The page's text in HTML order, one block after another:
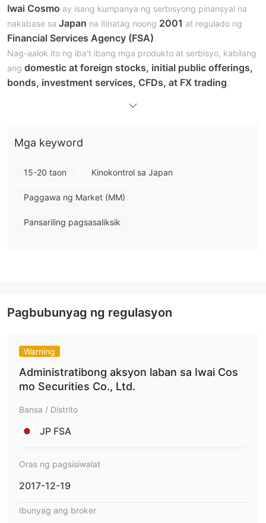
Iwai Cosmo ay isang kumpanya ng serbisyong pinansyal na
nakabase sa Japan na itinatag noong 2001 at regulado ng
Financial Services Agency (FSA).
Nag-aalok ito ng iba't ibang mga produkto at serbisyo, kabilang
ang domestic at foreign stocks, initial public offerings,
bonds, investment services, CFDs, at FX trading.
upang mag-practice at magpakilala sa kanilang sarili sa mga
Ang suporta sa customer ay maaaring ma-access sa
wmaster@iwaicosmo.co.jp. Bukod dito, Iwai Cosmo ay nag-
aalok ng iba't ibang mga mapanlikhang sanggunian, kabilang
kommentaryo sa merkado, mga paksa, at seminar
(FSA) sa Japan, na may hawak naRetail Forex License
na nagtitiyak na sumusunod ito sa mahigpit na pamantayan sa
Ang partikular na lisensya numero para sa Iwai Cosmo ay近畿
財務局長（金商）第15号 , na nagpapahiwatig ng pahintulot
nito na mag-operate at mag-alok ng mga serbisyong pinansyal
awtoridad sa Hapon.
Mga Pro at Cons
Regulated by FSA:
Financial Services Agency, na nagpapalakas ng pagsunod sa
Mga keyword
15-20 taon Kinokontrol sa Japan
Paggawa ng Market (MM)
Pansariling pagsasaliksik
Pagbubunyag ng regulasyon
Warning
Administratibong aksyon laban sa Iwai Cos
mo Securities Co., Ltd.
Bansa / Distrito
JP FSA
Oras ng pagsisiwalat
2017-12-19
Ibunyag ang broker